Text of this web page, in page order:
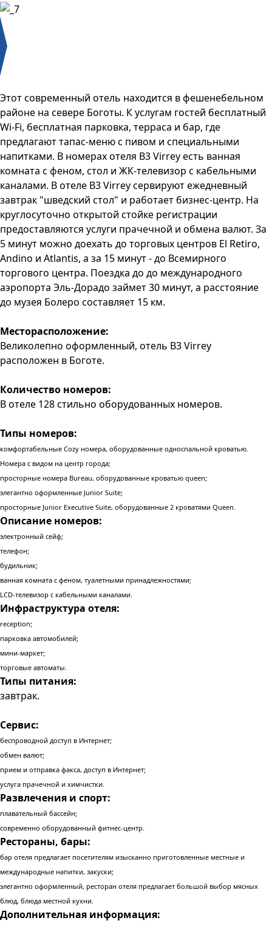
Этот современный отель находится в фешенебельном
районе на севере Боготы. К услугам гостей бесплатный
Wi-Fi, бесплатная парковка, терраса и бар, где
предлагают тапас-меню с пивом и специальными
напитками. В номерах отеля B3 Virrey есть ванная
комната с феном, стол и ЖК-телевизор с кабельными
каналами. В отеле B3 Virrey сервируют ежедневный
завтрак "шведский стол" и работает бизнес-центр. На
круглосуточно открытой стойке регистрации
предоставляются услуги прачечной и обмена валют. За
5 минут можно доехать до торговых центров El Retiro,
Andino и Atlantis, а за 15 минут - до Всемирного
торгового центра. Поездка до до международного
аэропорта Эль-Дорадо займет 30 минут, а расстояние
до музея Болеро составляет 15 км.
Месторасположение:
Великолепно оформленный, отель B3 Virrey
расположен в Боготе.
Количество номеров:
В отеле 128 стильно оборудованных номеров.
Типы номеров:
комфортабельные Cozy номера, оборудованные односпальной кроватью.
Номера с видом на центр города;
просторные номера Bureau, оборудованные кроватью queen;
элегантно оформленные Junior Suite;
просторные Junior Executive Suite, оборудованные 2 кроватями Queen.
Описание номеров:
электронный сейф;
телефон;
будильник;
ванная комната с феном, туалетными принадлежностями;
LCD-телевизор с кабельными каналами.
Инфраструктура отеля:
reception;
парковка автомобилей;
мини-маркет;
торговые автоматы.
Типы питания:
завтрак.
Сервис:
беспроводной доступ в Интернет;
обмен валют;
прием и отправка факса, доступ в Интернет;
услуга прачечной и химчистки.
Развлечения и спорт:
плавательный бассейн;
современно оборудованный фитнес-центр.
Рестораны, бары:
бар отеля предлагает посетителям изысканно приготовленные местные и
международные напитки, закуски;
элегантно оформленный, ресторан отеля предлагает большой выбор мясных
блюд, блюда местной кухни.
Дополнительная информация: